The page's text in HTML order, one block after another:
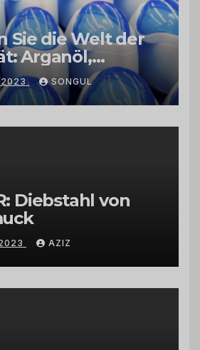
Sie die Welt der
Arganöl,
und
von
und Anbietern
2023 SONGUL
Diebstahl von
AZIZ